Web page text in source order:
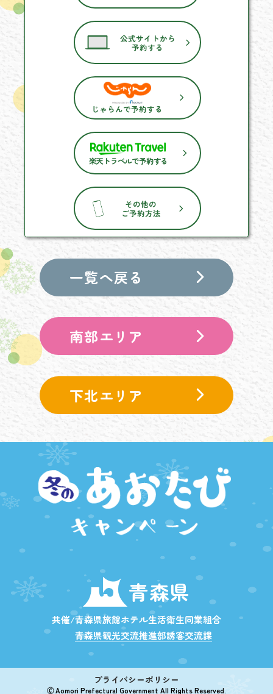
公式サイトから
予約する
じゃらんで予約する
楽天トラベルで予約する
その他の
ご予約方法
一覧へ戻る
南部エリア
下北エリア
青森県
共催/青森県旅館ホテル生活衛生同業組合
青森県観光交流推進部誘客交流課
プライバシーポリシー
🄫 Aomori Prefectural Government All Rights Reserved.